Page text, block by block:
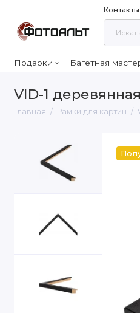
Контакты
Подарки Багетная
VID-1
Главная Рамки для картин